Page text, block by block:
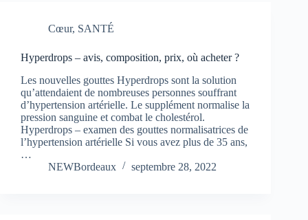
Cœur, SANTÉ
Hyperdrops – avis, composition, prix, où acheter ?
Les nouvelles gouttes Hyperdrops sont la solution
qu’attendaient de nombreuses personnes souffrant
d’hypertension artérielle. Le supplément normalise la
pression sanguine et combat le cholestérol.
Hyperdrops – examen des gouttes normalisatrices de
l’hypertension artérielle Si vous avez plus de 35 ans,
…
NEWBordeaux
septembre 28, 2022